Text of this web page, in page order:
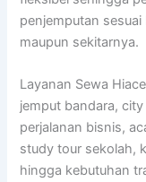
penjemputan
maupun sekitarnya.
Layanan Sewa
jemput bandara,
perjalanan bisnis,
study tour sekolah,
hingga kebutuhan